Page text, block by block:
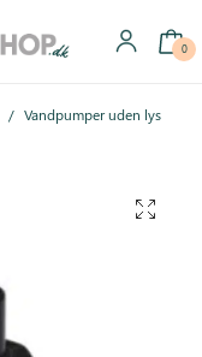
0
/ Vandpumper uden lys